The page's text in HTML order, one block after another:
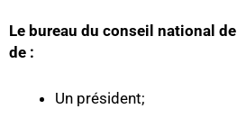
Le bureau du conseil national
de :
Un président;